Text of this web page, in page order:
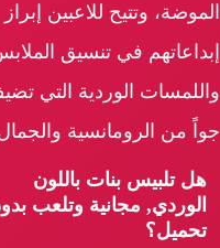
الموضة، وتتيح للاعبين إبراز
إبداعاتهم في تنسيق
واللمسات الوردية التي
جواً من الرومانسية
هل تلبيس بنات باللون
الوردي, مجانية وتلعب
تحميل؟